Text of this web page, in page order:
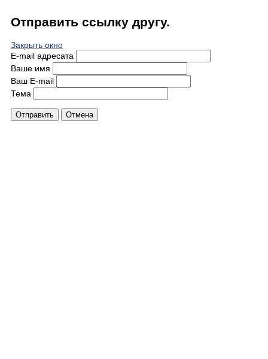
Отправить ссылку другу.
Закрыть окно
E-mail адресата
Ваше имя
Ваш E-mail
Тема
Отправить Отмена